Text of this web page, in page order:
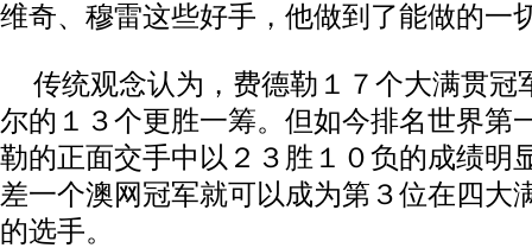
维奇、穆雷这些好手，他做到了能做的一
传统观念认为，费德勒１７个大满贯冠
尔的１３个更胜一筹。但如今排名世界第
勒的正面交手中以２３胜１０负的成绩明
差一个澳网冠军就可以成为第３位在四大
的选手。